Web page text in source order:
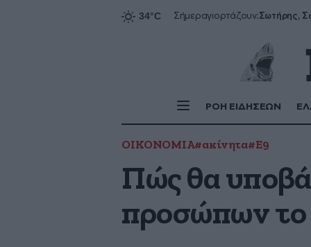
Σήμεραγιορτάζουν:
ΡΟΗ ΕΙΔΗΣΕΩΝ
ΟΙΚΟΝΟΜΙΑ#ακίνητα#Ε9
Πώς θα
προσώπων το